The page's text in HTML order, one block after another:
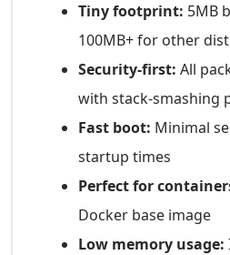
Tiny footprint: 5MB
100MB+ for other
Security-first: All
with stack-smashing
Fast boot: Minimal
startup times
Perfect for
Docker base image
Low memory usage: